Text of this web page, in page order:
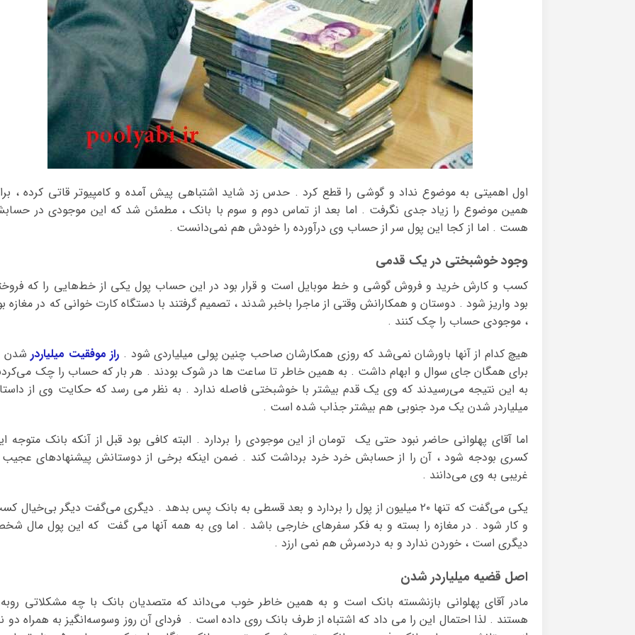
اول اهمیتی به موضوع نداد و گوشی را قطع کرد . حدس زد شاید اشتباهی پیش آمده و کامپیوتر قاتی کرده ،
همین موضوع را زیاد جدی نگرفت . اما بعد از تماس دوم و سوم با بانک ، مطمئن شد که این موجودی در
هست . اما از کجا این پول سر از حساب وی درآورده را خودش هم نمی‌دانست .
وجود خوشبختی در یک قدمی
کسب و کارش خرید و فروش گوشی و خط موبایل است و قرار بود در این حساب پول یکی از خط‌هایی را که
بود واریز شود . دوستان و همکارانش وقتی از ماجرا باخبر شدند ، تصمیم گرفتند با دستگاه کارت خوانی که در مغازه
، موجودی حساب را چک کنند .
هیچ کدام از آنها باورشان نمی‌شد که روزی همکارشان صاحب چنین پولی میلیاردی شود . راز موفقیت میلیاردرشدن
برای همگان جای سوال و ابهام داشت . به همین خاطر تا ساعت ها در شوک بودند . هر بار که حساب را چک
به این نتیجه می‌رسیدند که وی یک قدم بیشتر با خوشبختی فاصله ندارد . به نظر می رسد که حکایت وی از
میلیاردر شدن یک مرد جنوبی هم بیشتر جذاب شده است .
اما آقای پهلوانی حاضر نبود حتی یک تومان از این موجودی را بردارد . البته کافی بود قبل از آنکه بانک متوجه
کسری بودجه شود ، آن را از حسابش خرد خرد برداشت کند . ضمن اینکه برخی از دوستانش پیشنهادهای
غریبی به وی می‌دانند .
یکی می‌گفت که تنها ۲۰ میلیون از پول را بردارد و بعد قسطی به بانک پس بدهد . دیگری می‌گفت دیگر بی‌خیال
و کار شود . در مغازه را بسته و به فکر سفرهای خارجی باشد . اما وی به همه آنها می گفت که این پول مال
دیگری است ، خوردن ندارد و به دردسرش هم نمی ارزد .
اصل قضیه میلیاردر شدن
مادر آقای پهلوانی بازنشسته بانک است و به همین خاطر خوب می‌داند که متصدیان بانک با چه مشکلاتی
هستند . لذا احتمال این را می داد که اشتباه از طرف بانک روی داده است . فردای آن روز وسوسه‌انگیز به همراه دو